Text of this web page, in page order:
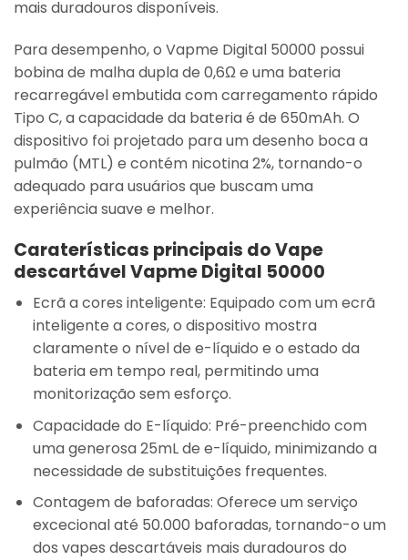
mais duradouros disponíveis.
Para desempenho, o Vapme Digital 50000 possui
bobina de malha dupla de 0,6Ω e uma bateria
recarregável embutida com carregamento rápido
Tipo C, a capacidade da bateria é de 650mAh. O
dispositivo foi projetado para um desenho boca a
pulmão (MTL) e contém nicotina 2%, tornando-o
adequado para usuários que buscam uma
experiência suave e melhor.
Caraterísticas principais do Vape
descartável Vapme Digital 50000
Ecrã a cores inteligente: Equipado com um ecrã
inteligente a cores, o dispositivo mostra
claramente o nível de e-líquido e o estado da
bateria em tempo real, permitindo uma
monitorização sem esforço.
Capacidade do E-líquido: Pré-preenchido com
uma generosa25mLde e-líquido, minimizando a
necessidade de substituições frequentes.
Contagem de baforadas: Oferece um serviço
excecionalaté 50.000 baforadas, tornando-o um
dos vapes descartáveis mais duradouros do